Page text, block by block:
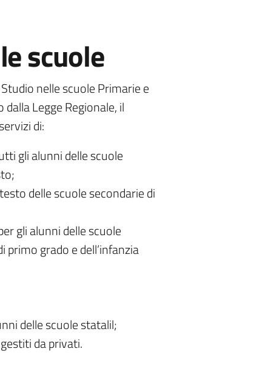
scuole
nelle scuole Primarie e
Legge Regionale, il
di:
gli alunni delle scuole
delle scuole secondarie di
gli alunni delle scuole
primo grado e dell’infanzia
delle scuole statalil;
da privati.